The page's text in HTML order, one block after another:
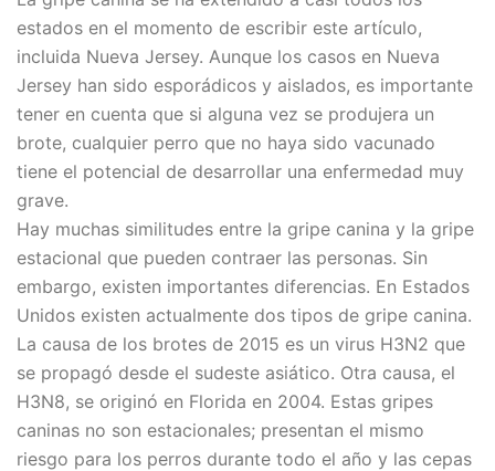
estados en el momento de escribir este artículo,
incluida Nueva Jersey. Aunque los casos en Nueva
Jersey han sido esporádicos y aislados, es importante
tener en cuenta que si alguna vez se produjera un
brote, cualquier perro que no haya sido vacunado
tiene el potencial de desarrollar una enfermedad muy
grave.
Hay muchas similitudes entre la gripe canina y la gripe
estacional que pueden contraer las personas. Sin
embargo, existen importantes diferencias. En Estados
Unidos existen actualmente dos tipos de gripe canina.
La causa de los brotes de 2015 es un virus H3N2 que
se propagó desde el sudeste asiático. Otra causa, el
H3N8, se originó en Florida en 2004. Estas gripes
caninas no son estacionales; presentan el mismo
riesgo para los perros durante todo el año y las cepas